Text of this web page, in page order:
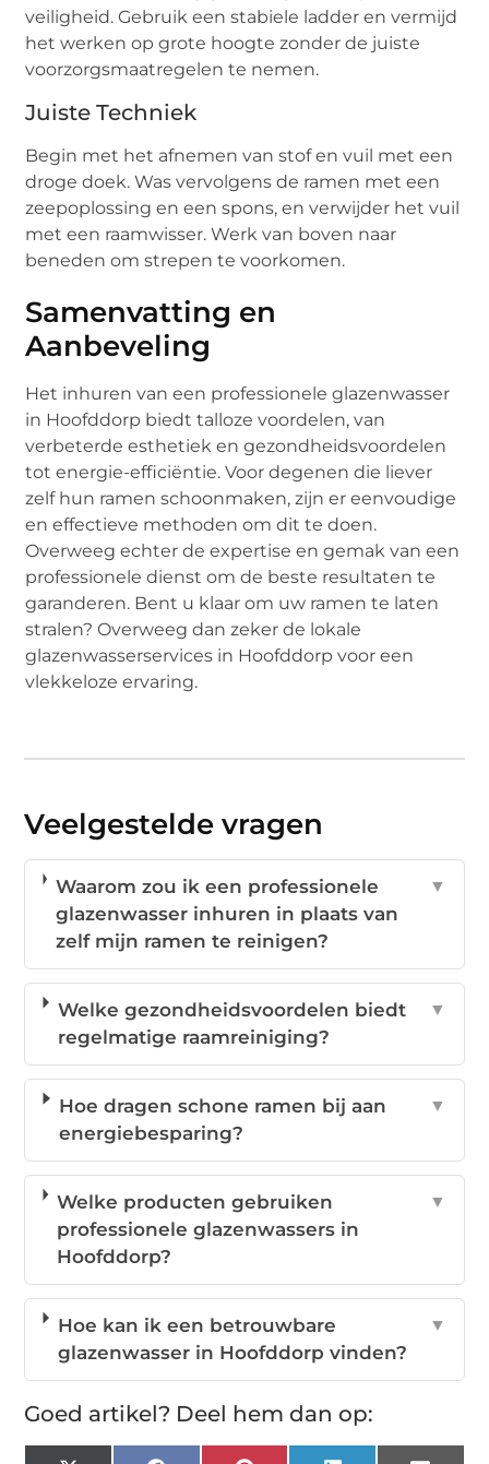
veiligheid. Gebruik een stabiele ladder en vermijd
het werken op grote hoogte zonder de juiste
voorzorgsmaatregelen te nemen.
Juiste Techniek
Begin met het afnemen van stof en vuil met een
droge doek. Was vervolgens de ramen met een
zeepoplossing en een spons, en verwijder het vuil
met een raamwisser. Werk van boven naar
beneden om strepen te voorkomen.
Samenvatting en
Aanbeveling
Het inhuren van een professionele glazenwasser
in Hoofddorp biedt talloze voordelen, van
verbeterde esthetiek en gezondheidsvoordelen
tot energie-efficiëntie. Voor degenen die liever
zelf hun ramen schoonmaken, zijn er eenvoudige
en effectieve methoden om dit te doen.
Overweeg echter de expertise en gemak van een
professionele dienst om de beste resultaten te
garanderen. Bent u klaar om uw ramen te laten
stralen? Overweeg dan zeker de lokale
glazenwasserservices in Hoofddorp voor een
vlekkeloze ervaring.
Veelgestelde vragen
Waarom zou ik een professionele
glazenwasser inhuren in plaats van
zelf mijn ramen te reinigen?
▼
Welke gezondheidsvoordelen biedt
regelmatige raamreiniging?
▼
Hoe dragen schone ramen bij aan
energiebesparing?
▼
Welke producten gebruiken
professionele glazenwassers in
Hoofddorp?
▼
Hoe kan ik een betrouwbare
glazenwasser in Hoofddorp vinden?
▼
Goed artikel? Deel hem dan op: